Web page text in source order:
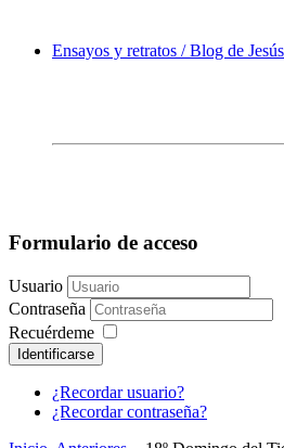
Ensayos y retratos / Blog de
Formulario de acceso
Usuario
Contraseña
Recuérdeme
Identificarse
¿Recordar usuario?
¿Recordar contraseña?